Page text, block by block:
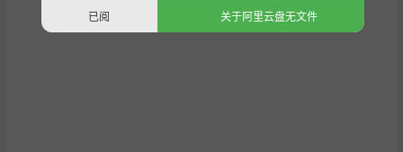
随着您赚取金钱，您可以购买豪华车并通过谈判出售它们。
接近顶峰时，您可以发现赚取收入的替代方法并购买梦想中
已阅
关于阿里云盘无文件